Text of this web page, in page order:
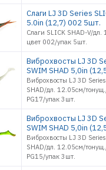
Слаги LJ 3D Series
5.0in (12,7) 002 5шт.
Слаги SLICK SHAD-V/
цвет 002/упак 5шт.
Виброхвосты LJ 3D
SWIM SHAD 5,0in
Виброхвосты LJ 3D
SHAD/дл. 12.05см/
PG17/упак 3шт.
Виброхвосты LJ 3D
SWIM SHAD 5,0in
Виброхвосты LJ 3D
SHAD/дл. 12.05см/
PG15/упак 3шт.